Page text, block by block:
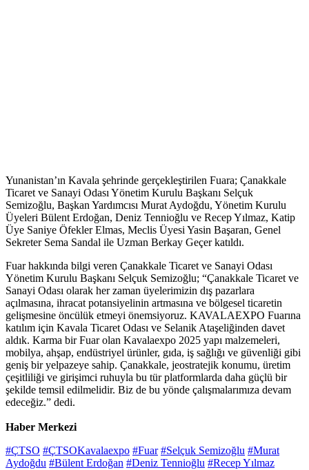
Yunanistan’ın Kavala şehrinde gerçekleştirilen Fuara; Çanakkale
Ticaret ve Sanayi Odası Yönetim Kurulu Başkanı Selçuk
Semizoğlu, Başkan Yardımcısı Murat Aydoğdu, Yönetim Kurulu
Üyeleri Bülent Erdoğan, Deniz Tennioğlu ve Recep Yılmaz, Katip
Üye Saniye Öfekler Elmas, Meclis Üyesi Yasin Başaran, Genel
Sekreter Sema Sandal ile Uzman Berkay Geçer katıldı.
Fuar hakkında bilgi veren Çanakkale Ticaret ve Sanayi Odası
Yönetim Kurulu Başkanı Selçuk Semizoğlu; “Çanakkale Ticaret ve
Sanayi Odası olarak her zaman üyelerimizin dış pazarlara
açılmasına, ihracat potansiyelinin artmasına ve bölgesel ticaretin
gelişmesine öncülük etmeyi önemsiyoruz. KAVALAEXPO Fuarına
katılım için Kavala Ticaret Odası ve Selanik Ataşeliğinden davet
aldık. Karma bir Fuar olan Kavalaexpo 2025 yapı malzemeleri,
mobilya, ahşap, endüstriyel ürünler, gıda, iş sağlığı ve güvenliği gibi
geniş bir yelpazeye sahip. Çanakkale, jeostratejik konumu, üretim
çeşitliliği ve girişimci ruhuyla bu tür platformlarda daha güçlü bir
şekilde temsil edilmelidir. Biz de bu yönde çalışmalarımıza devam
edeceğiz.” dedi.
Haber Merkezi
#ÇTSO #ÇTSOKavalaexpo #Fuar #Selçuk Semizoğlu #Murat
Aydoğdu #Bülent Erdoğan #Deniz Tennioğlu #Recep Yılmaz